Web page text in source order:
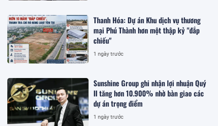
Thanh Hóa: Dự án Khu dịch vụ thương
mại Phú Thành hơn một thập kỷ "đắp
chiếu"
1 ngày trước
Sunshine Group ghi nhận lợi nhuận Quý
II tăng hơn 10.900% nhờ bàn giao các
dự án trọng điểm
1 ngày trước